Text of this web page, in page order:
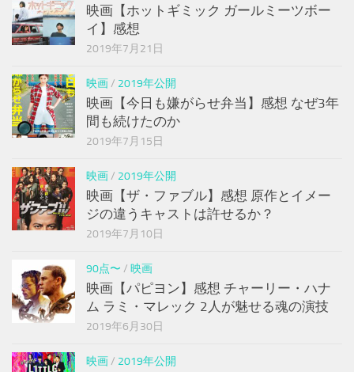
映画【ホットギミック ガールミーツボー
イ】感想
2019年7月21日
映画/ 2019年公開
映画【今日も嫌がらせ弁当】感想 なぜ3年
間も続けたのか
2019年7月15日
映画/ 2019年公開
映画【ザ・ファブル】感想 原作とイメー
ジの違うキャストは許せるか？
2019年7月10日
90点〜 / 映画
映画【パピヨン】感想 チャーリー・ハナ
ム ラミ・マレック 2人が魅せる魂の演技
2019年6月30日
映画/ 2019年公開